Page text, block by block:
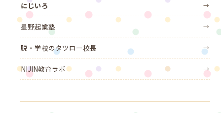
にじいろ
→
星野起業塾 →
脱・学校のタツロー校長 →
NIJIN教育ラボ →